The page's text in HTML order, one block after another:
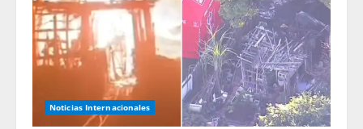
Noticias Internacionales